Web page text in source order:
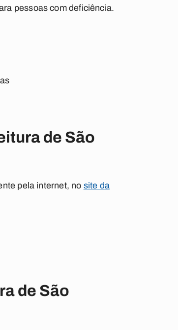
pessoas com deficiência.
de São
pela internet, no site da
de São